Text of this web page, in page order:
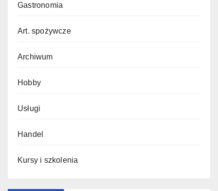
Gastronomia
Art. spożywcze
Archiwum
Hobby
Usługi
Handel
Kursy i szkolenia